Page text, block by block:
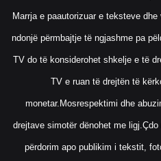
Marrja e paautorizuar e teksteve
ndonjë përmbajtje të ngjashme pa
TV do të konsiderohet shkelje e të
TV e ruan të drejtën të
monetar.Mosrespektimi dhe
drejtave simotër dënohet me
përdorim apo publikim i tekstit,